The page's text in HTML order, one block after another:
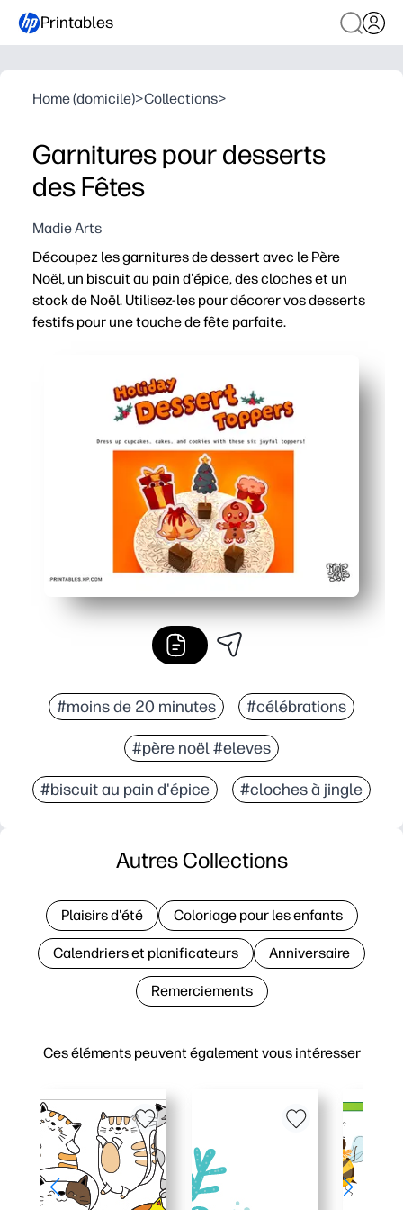
Printables
Home (domicile)>Collections>
Garnitures pour desserts
des Fêtes
Madie Arts
Découpez les garnitures de dessert avec le Père
Noël, un biscuit au pain d'épice, des cloches et un
stock de Noël. Utilisez-les pour décorer vos desserts
festifs pour une touche de fête parfaite.
#moins de 20 minutes #célébrations
#père noël #eleves
#biscuit au pain d'épice #cloches à jingle
Ces éléments peuvent également vous intéresser
Autres Collections
Plaisirs d'été Coloriage pour les enfants
Calendriers et planificateurs Anniversaire
Remerciements